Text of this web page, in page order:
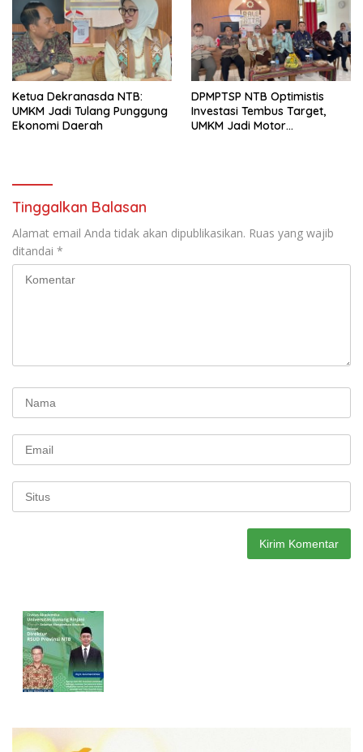
Ketua Dekranasda NTB:
UMKM Jadi Tulang Punggung
Ekonomi Daerah
DPMPTSP NTB Optimistis
Investasi Tembus Target,
UMKM Jadi Motor
Tinggalkan Balasan
Alamat email Anda tidak akan dipublikasikan. Ruas yang wajib
ditandai *